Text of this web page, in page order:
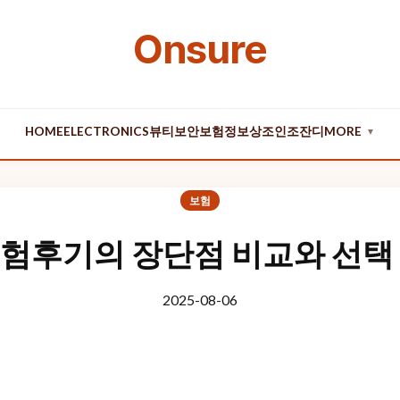
Onsure
HOMEELECTRONICS뷰티 보안보험정보상조인조잔디 MORE ▼
보험
후기의 장단점 비교와 선
2025-08-06